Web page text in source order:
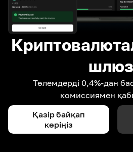
Төлемдерді 0,4%-дан
комиссиямен
Қазір байқап
көріңіз